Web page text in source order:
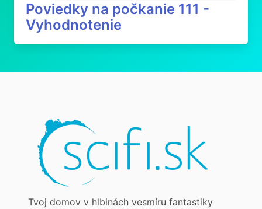
Poviedky na počkanie 111 -
Vyhodnotenie
Tvoj domov v hlbinách vesmíru fantastiky